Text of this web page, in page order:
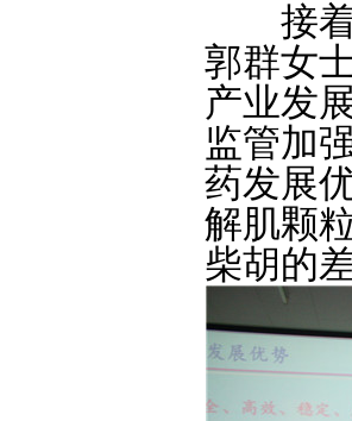
接着
郭群女
产业发
监管加
药发展
解肌颗
柴胡的